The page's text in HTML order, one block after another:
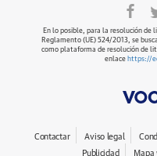
En lo posible, para la resolución de
Reglamento (UE) 524/2013, se
como plataforma de resolución de
enlace https://
Contactar Aviso legal
Publicidad
Mapa